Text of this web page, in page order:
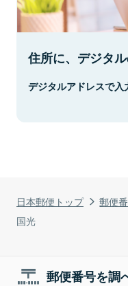
日本郵便トップ 郵便
国光
住所に、デジタル
デジタルアドレスで入
郵便番号を調